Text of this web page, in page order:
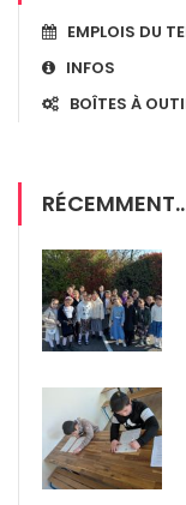
EMPLOIS DU
INFOS
BOÎTES À